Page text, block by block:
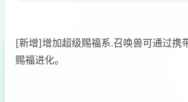
[新增]增加超级赐福系.召唤兽可通过携
赐福进化。